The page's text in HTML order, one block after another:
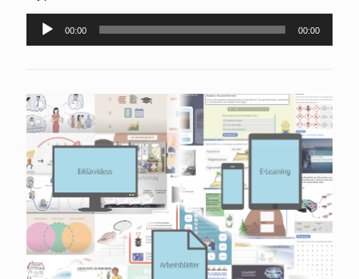
Audio-
Player
00:00 00:00